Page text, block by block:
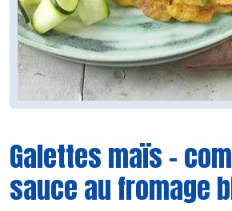
Galettes maïs -
sauce au fromage